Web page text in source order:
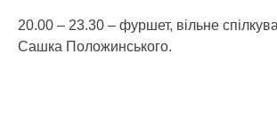
20.00 – 23.30 – фуршет, вільне
Сашка Положинського.